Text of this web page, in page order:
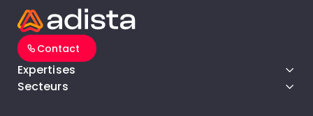
Contact
Expertises
Secteurs